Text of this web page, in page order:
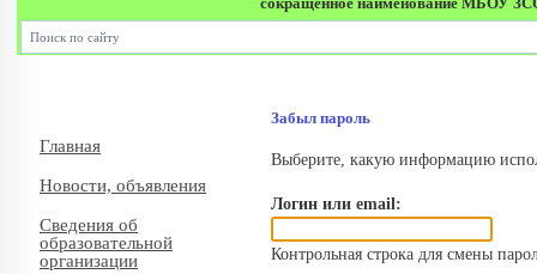
Главная
Новости, объявления
Сведения об
образовательной
организации
Забыл пароль
Выберите, какую информацию
Логин или email:
Контрольная строка для смены